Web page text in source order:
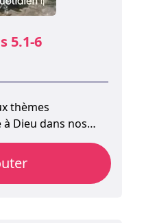
5.1-6
thèmes
à Dieu dans nos
époux. Cette
les
en particulier